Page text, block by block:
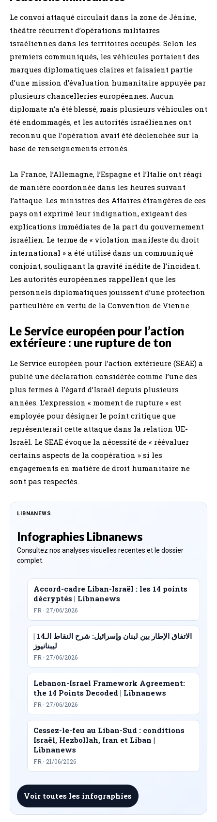
Le convoi attaqué circulait dans la zone de Jénine,
théâtre récurrent d’opérations militaires
israéliennes dans les territoires occupés. Selon les
premiers communiqués, les véhicules portaient des
marques diplomatiques claires et faisaient partie
d’une mission d’évaluation humanitaire appuyée par
plusieurs chancelleries européennes. Aucun
diplomate n’a été blessé, mais plusieurs véhicules ont
été endommagés, et les autorités israéliennes ont
reconnu que l’opération avait été déclenchée sur la
base de renseignements erronés.
La France, l’Allemagne, l’Espagne et l’Italie ont réagi
de manière coordonnée dans les heures suivant
l’attaque. Les ministres des Affaires étrangères de ces
pays ont exprimé leur indignation, exigeant des
explications immédiates de la part du gouvernement
israélien. Le terme de « violation manifeste du droit
international » a été utilisé dans un communiqué
conjoint, soulignant la gravité inédite de l’incident.
Les autorités européennes rappellent que les
personnels diplomatiques jouissent d’une protection
particulière en vertu de la Convention de Vienne.
Le Service européen pour l’action
extérieure : une rupture de ton
Le Service européen pour l’action extérieure (SEAE) a
publié une déclaration considérée comme l’une des
plus fermes à l’égard d’Israël depuis plusieurs
années. L’expression « moment de rupture » est
employée pour désigner le point critique que
représenterait cette attaque dans la relation UE-
Israël. Le SEAE évoque la nécessité de « réévaluer
certains aspects de la coopération » si les
engagements en matière de droit humanitaire ne
sont pas respectés.
LIBNANEWS
Infographies Libnanews
Consultez nos analyses visuelles recentes et le dossier
complet.
Accord-cadre Liban-Israël : les 14 points
décryptés | Libnanews
FR · 27/06/2026
الاتفاق الإطار بين لبنان وإسرائيل: شرح النقاط الـ14 |
ليبنانيوز
FR · 27/06/2026
Lebanon-Israel Framework Agreement:
the 14 Points Decoded | Libnanews
FR · 27/06/2026
Cessez-le-feu au Liban-Sud : conditions
Israël, Hezbollah, Iran et Liban |
Libnanews
FR · 21/06/2026
Voir toutes les infographies